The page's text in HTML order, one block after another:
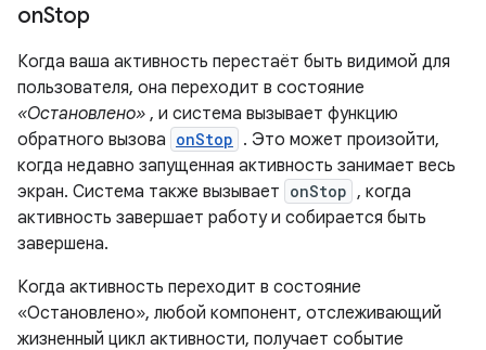
onStop
Когда ваша активность перестаёт быть видимой для
пользователя, она переходит в состояние
«Остановлено» , и система вызывает функцию
обратного вызова onStop . Это может произойти,
когда недавно запущенная активность занимает весь
экран. Система также вызывает onStop , когда
активность завершает работу и собирается быть
завершена.
Когда активность переходит в состояние
«Остановлено», любой компонент, отслеживающий
жизненный цикл активности, получает событие